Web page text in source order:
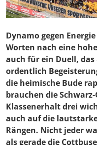
Dynamo gegen
Worten nach eine
auch für ein Duell,
ordentlich
die heimische Bude
brauchen die
Klassenerhalt drei
auch auf die
Rängen. Nicht jeder
als gerade die